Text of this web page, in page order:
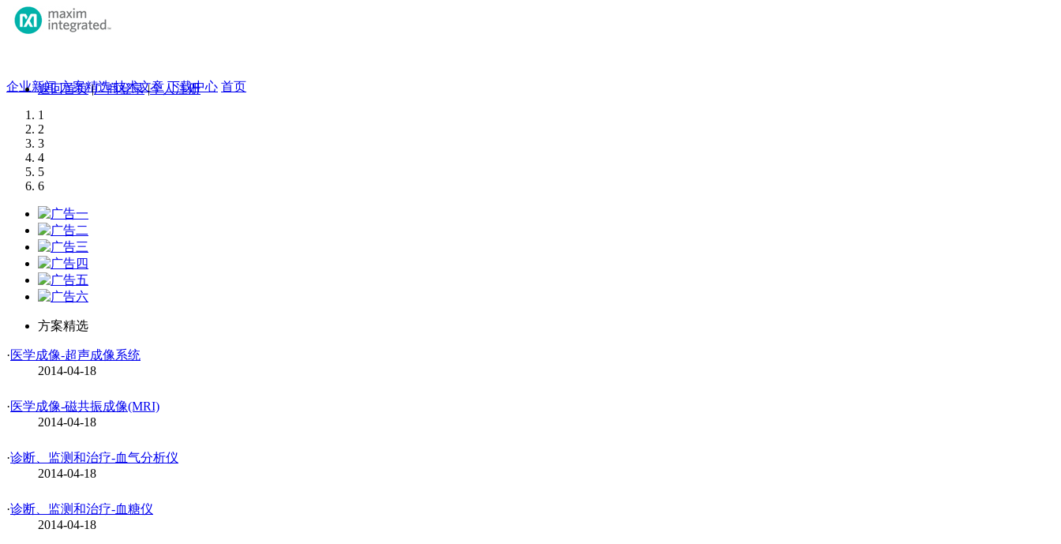
返回首页|厂商登录|个人注册
企业新闻 方案精选 技术文章 下载中心 首页
1
2
3
4
5
6
方案精选
·医学成像-超声成像系统
2014-04-18
·医学成像-磁共振成像(MRI)
2014-04-18
·诊断、监测和治疗-血气分析仪
2014-04-18
·诊断、监测和治疗-血糖仪
2014-04-18